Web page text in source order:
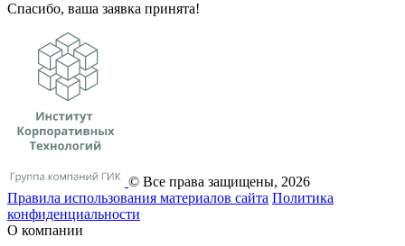
Спасибо, ваша заявка принята!
© Все права защищены, 2026
Правила использования материалов сайта Политика
конфиденциальности
О компании